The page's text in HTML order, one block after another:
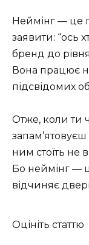
Неймінг — це
заявити: “ось
бренд до
Вона працює
підсвідомих
Отже, коли ти
ним стоїть не
Бо неймінг —
відчиняє
Оцініть статтю